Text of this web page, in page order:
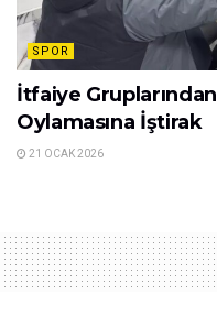
SPOR
İtfaiye Gruplarından
Oylamasına İştirak
21 OCAK 2026